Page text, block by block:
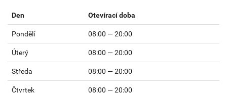
Den Otevírací doba
Pondělí 08:00 — 20:00
Úterý 08:00 — 20:00
Středa 08:00 — 20:00
Čtvrtek 08:00 — 20:00